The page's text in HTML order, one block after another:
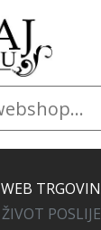
WEB
ŽIVOT